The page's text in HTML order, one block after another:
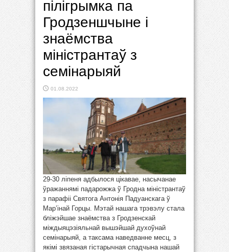
пілігрымка па
Гродзеншчыне і
знаёмства
міністрантаў з
семінарыяй
01.08.2022
29-30 лiпеня адбылося цікавае, насычанае
ўражаннямі падарожжа ў Гродна міністрантаў
з парафіі Святога Антонiя Падуанскага ў
Мар’інай Горцы. Мэтай нашага трэвэлу стала
бліжэйшае знаёмства з Гродзенскай
міждыяцэзіяльнай вышэйшай духоўнай
семінарыяй, а таксама наведванне месц, з
якімі звязаная гістарычная спадчына нашай